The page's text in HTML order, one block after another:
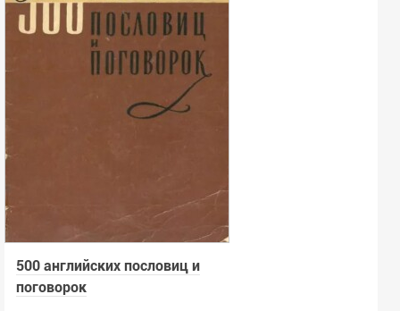
500 английских пословиц и
поговорок